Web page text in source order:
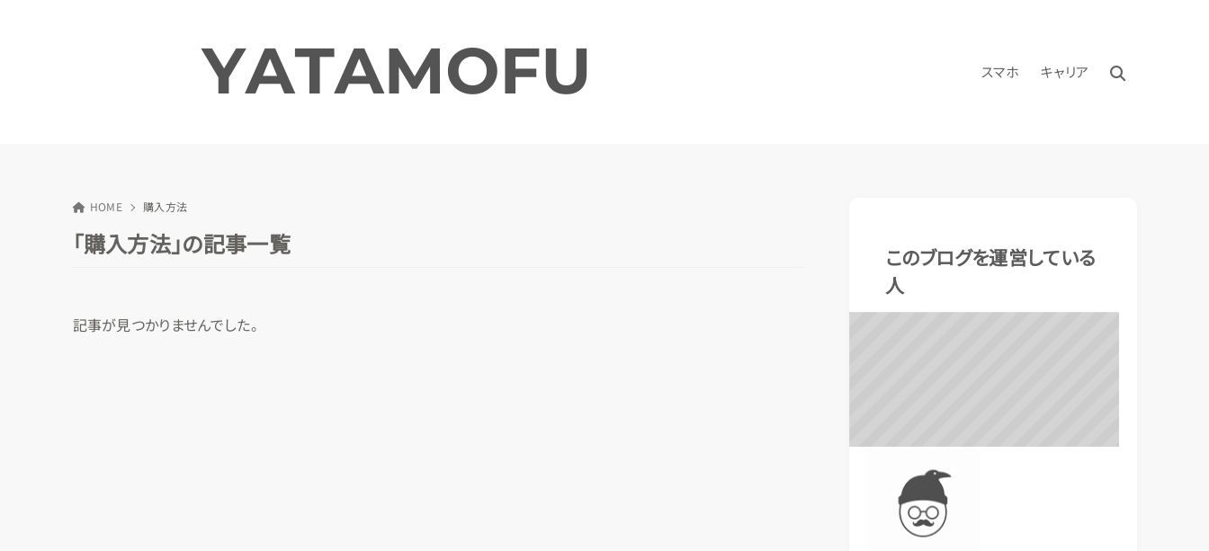
スマホ キャリア
HOME 購入方法
「購入方法」の記事一覧
記事が見つかりませんでした。
このブログを運営している
人